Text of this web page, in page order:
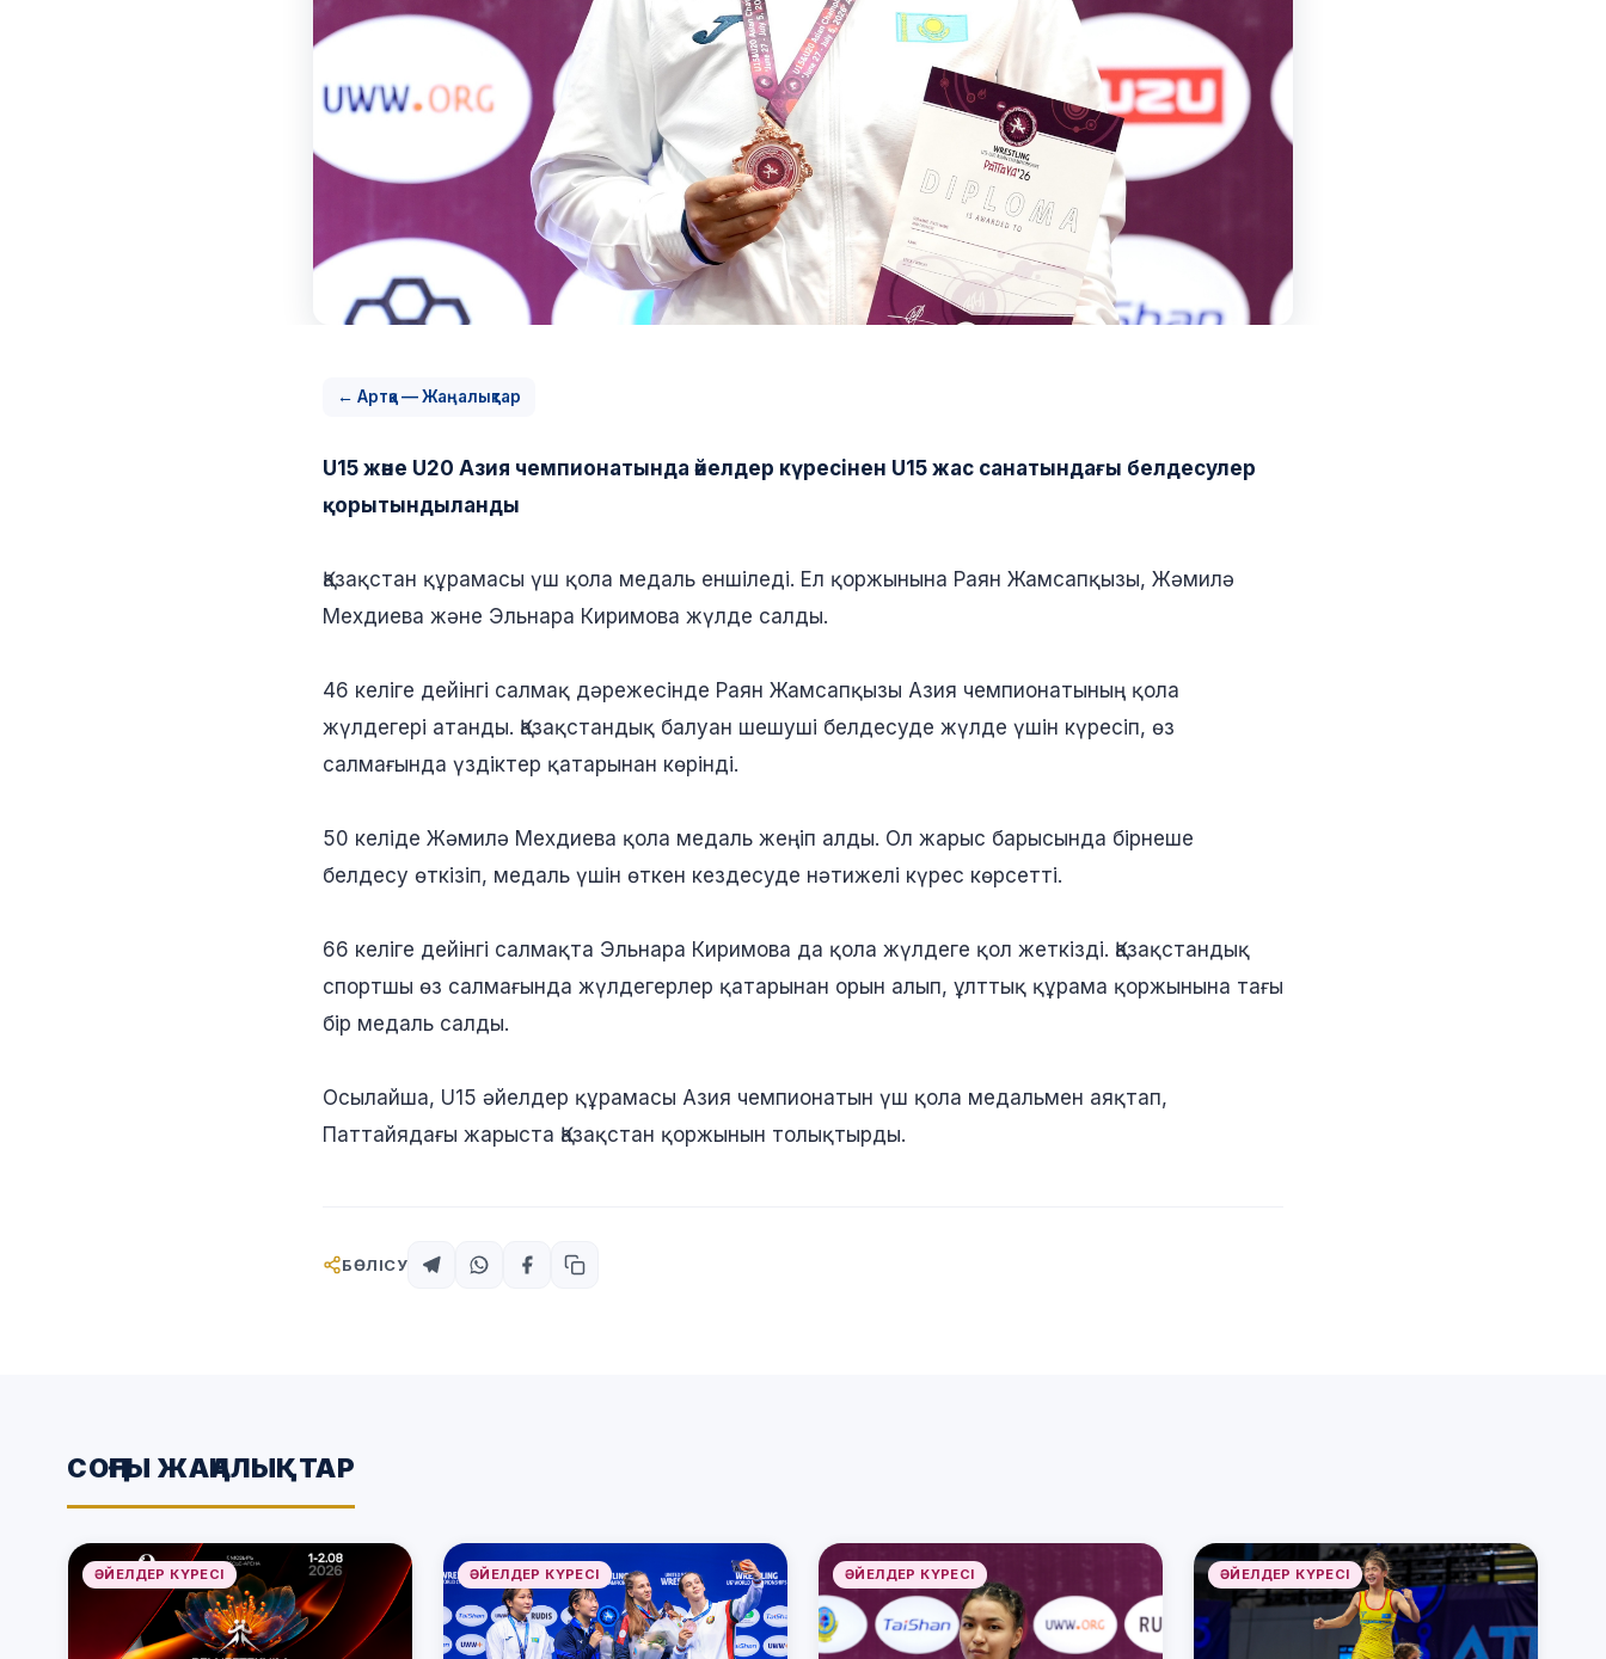
← Артқа — Жаңалықтар
U15 және U20 Азия чемпионатында әйелдер күресінен U15 жас санатындағы белдесулер
қорытындыланды
Қазақстан құрамасы үш қола медаль еншіледі. Ел қоржынына Раян Жамсапқызы, Жәмилә
Мехдиева және Эльнара Киримова жүлде салды.
46 келіге дейінгі салмақ дәрежесінде Раян Жамсапқызы Азия чемпионатының қола
жүлдегері атанды. Қазақстандық балуан шешуші белдесуде жүлде үшін күресіп, өз
салмағында үздіктер қатарынан көрінді.
50 келіде Жәмилә Мехдиева қола медаль жеңіп алды. Ол жарыс барысында бірнеше
белдесу өткізіп, медаль үшін өткен кездесуде нәтижелі күрес көрсетті.
66 келіге дейінгі салмақта Эльнара Киримова да қола жүлдеге қол жеткізді. Қазақстандық
спортшы өз салмағында жүлдегерлер қатарынан орын алып, ұлттық құрама қоржынына тағы
бір медаль салды.
Осылайша, U15 әйелдер құрамасы Азия чемпионатын үш қола медальмен аяқтап,
Паттайядағы жарыста Қазақстан қоржынын толықтырды.
БӨЛІСУ
СОҢҒЫ ЖАҢАЛЫҚТАР
ӘЙЕЛДЕР КҮРЕСІ ӘЙЕЛДЕР КҮРЕСІ ӘЙЕЛДЕР КҮРЕСІ ӘЙЕЛДЕР КҮРЕСІ